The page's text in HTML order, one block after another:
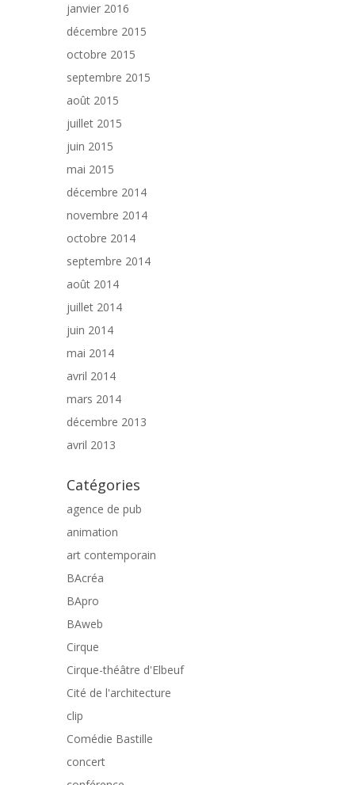
janvier 2016
décembre 2015
octobre 2015
septembre 2015
août 2015
juillet 2015
juin 2015
mai 2015
décembre 2014
novembre 2014
octobre 2014
septembre 2014
août 2014
juillet 2014
juin 2014
mai 2014
avril 2014
mars 2014
décembre 2013
avril 2013
Catégories
agence de pub
animation
art contemporain
BAcréa
BApro
BAweb
Cirque
Cirque-théâtre d'Elbeuf
Cité de l'architecture
clip
Comédie Bastille
concert